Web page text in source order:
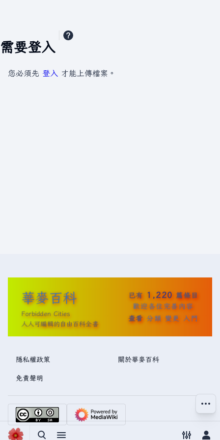
需要登入
您必須先 登入 才能上傳檔案。
華麥百科
Forbidden Cities
人人可編輯的自由百科全書
已有 1,220 篇條目
歡迎各位完善內容
查看 分類 變更 入門
隱私權政策 關於華麥百科
免責聲明